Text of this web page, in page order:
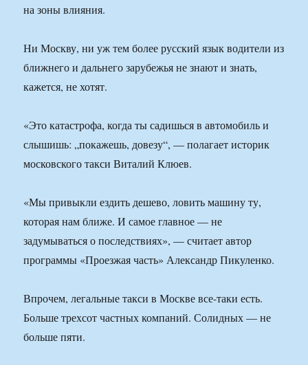
на зоны влияния.
Ни Москву, ни уж тем более русский язык водители из
ближнего и дальнего зарубежья не знают и знать,
кажется, не хотят.
«Это катастрофа, когда ты садишься в автомобиль и
слышишь: „покажешь, довезу“, — полагает историк
московского такси Виталий Клюев.
«Мы привыкли ездить дешево, ловить машину ту,
которая нам ближе. И самое главное — не
задумываться о последствиях», — считает автор
программы «Проезжая часть» Александр Пикуленко.
Впрочем, легальные такси в Москве все-таки есть.
Больше трехсот частных компаний. Солидных — не
больше пяти.